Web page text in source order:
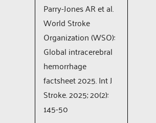
Parry-Jones AR et al.
World Stroke
Organization (WSO):
Global intracerebral
hemorrhage
factsheet 2025. Int J
Stroke. 2025; 20(2):
145-50